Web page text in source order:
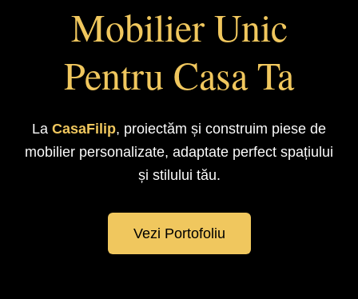
Mobilier Unic
Pentru Casa Ta
La CasaFilip, proiectăm și construim piese de
mobilier personalizate, adaptate perfect spațiului
și stilului tău.
Vezi Portofoliu